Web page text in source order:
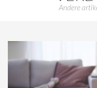
Andere